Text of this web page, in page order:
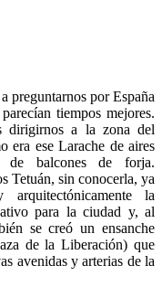
a preguntarnos por España
tiempos mejores.
dirigirnos a la zona del
era ese Larache de aires
de balcones de forja.
Tetuán, sin conocerla, ya
la
para la ciudad y, al
se creó un ensanche
de la Liberación) que
avenidas y arterias de la